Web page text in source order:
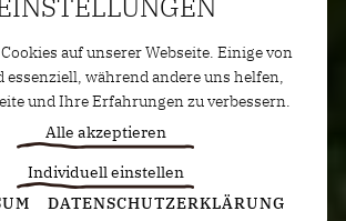
auf unserer Webseite. Einige von
während andere uns helfen,
und Ihre Erfahrungen zu verbessern.
Alle akzeptieren
Individuell einstellen
DATENSCHUTZERKLÄRUNG